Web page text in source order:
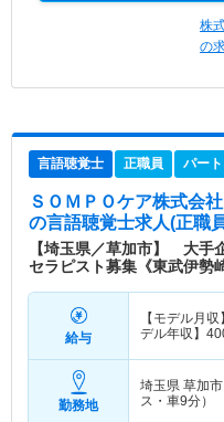
株
の
言語聴覚士 正職員 パート
ＳＯＭＰＯケア株式会
の言語聴覚士求人(正職
【埼玉県／草加市】 大手
セラピスト募集《東武伊勢
給与
【モデル月収】
デル年収】
勤務地
埼玉県 草加市
ス・車9分）